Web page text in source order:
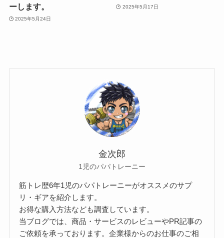
ーします。
2025年5月24日
2025年5月17日
金次郎
1児のパパトレーニー
筋トレ歴6年1児のパパトレーニーがオススメのサプ
リ・ギアを紹介します。
お得な購入方法なども調査しています。
当ブログでは、商品・サービスのレビューやPR記事の
ご依頼を承っております。企業様からのお仕事のご相